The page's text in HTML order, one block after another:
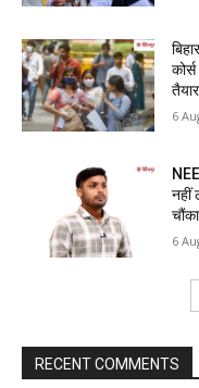
6
नहीं
6
RECENT COMMENTS